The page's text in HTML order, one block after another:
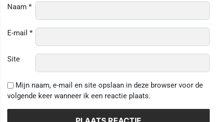
Naam *
E-mail *
Site
Mijn naam, e-mail en site opslaan in deze browser voor de
volgende keer wanneer ik een reactie plaats.